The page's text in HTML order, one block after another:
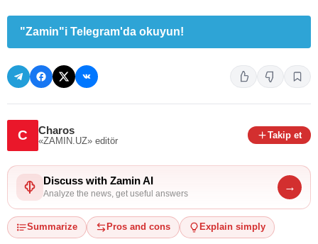
"Zamin"i Telegram'da okuyun!
C Charos
«ZAMIN.UZ» editör
Takip et
Discuss with Zamin AI
Analyze the news, get useful answers
→
Summarize Pros and cons Explain simply